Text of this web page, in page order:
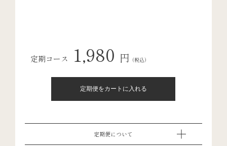
定期コース 1,980 円 （税込）
定期便について